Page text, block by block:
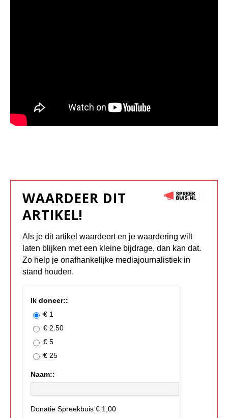
WAARDEER DIT
ARTIKEL!
Als je dit artikel waardeert en je waardering wilt
laten blijken met een kleine bijdrage, dan kan dat.
Zo help je onafhankelijke mediajournalistiek in
stand houden.
Ik doneer::
€ 1
€ 2.50
€ 5
€ 25
Naam::
Donatie Spreekbuis € 1,00